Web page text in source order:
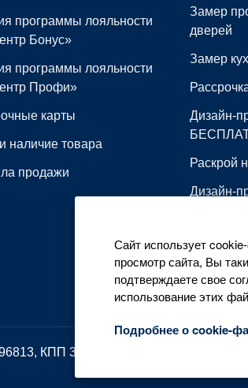
программы лояльности
Бонус»
программы лояльности
Профи»
карты
наличие товара
продажи
Замер
дверей
Замер
Дизайн-
Раскрой
Дизайн-
Резка
Все
, КПП 390601001 © Все права
Сайт использует
просмотр сайта, Вы
подтверждаете свое
использование этих
Подробнее о cookie-